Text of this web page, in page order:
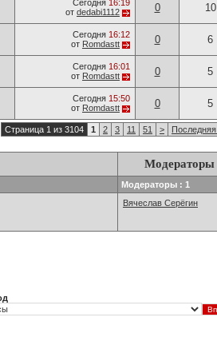
Сегодня 16:19
от dedabi1112 0 10
Сегодня 16:12
от Romdastt 0 6
Сегодня 16:01
от Romdastt 0 5
Сегодня 15:50
от Romdastt 0 5
Страница 1 из 3104 1 2 3 11 51 > Последняя
Модераторы
Модераторы : 1
Вячеслав Серёгин